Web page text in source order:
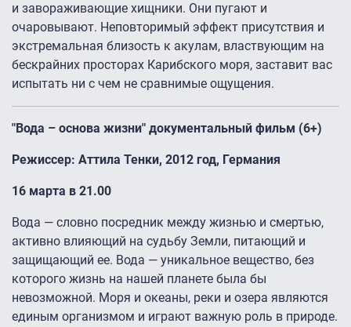
и завораживающие хищники. Они пугают и
очаровывают. Неповторимый эффект присутствия и
экстремальная близость к акулам, властвующим на
бескрайних просторах Карибского моря, заставит вас
испытать ни с чем не сравнимые ощущения.
"Вода – основа жизни" документальный фильм (6+)
Режиссер: Аттила Тенки, 2012 год, Германия
16 марта в 21.00
Вода — словно посредник между жизнью и смертью,
активно влияющий на судьбу Земли, питающий и
защищающий ее. Вода — уникальное вещество, без
которого жизнь на нашей планете была бы
невозможной. Моря и океаны, реки и озера являются
единым организмом и играют важную роль в природе.